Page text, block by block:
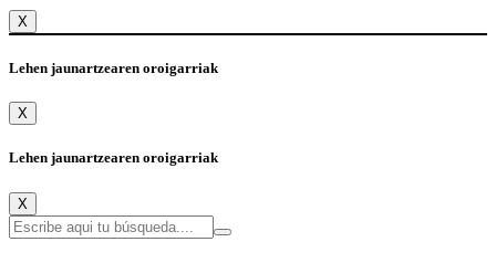
X
Lehen jaunartzearen oroigarriak
X
Lehen jaunartzearen oroigarriak
X